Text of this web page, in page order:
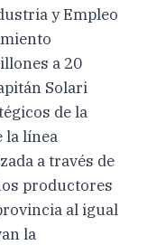
y Empleo
a 20
Solari
de la
la línea
a través de
productores
al igual
la